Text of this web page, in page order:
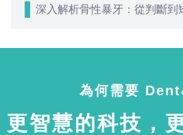
深入解析骨性暴牙：從判斷到
為何需要
更智慧的科技，